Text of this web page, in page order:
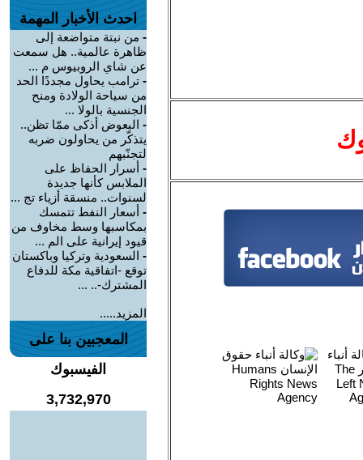
احدث الأخبار المهمة
- من نبتة متواضعة إلى
ظاهرة عالمية.. هل سمعت
عن شاي الروبيوس م ...
- ترامب يحاول مجددًا الحد
من سياحة الولادة ومنح
الجنسية بالولا ...
- البعوض أذكى ممّا تظن..
يتذكّر من يحاولون ضربه
لتجنّبهم
- أسرار الحفاظ على
الملابس كأنها جديدة
لسنوات.. منسقة أزياء تج ...
- أسعار النفط تتمسك
بمكاسبها وسط مخاوف من
قيود إيرانية على الم ...
- السعودية وتركيا وباكستان
توقع -اتفاقية مكة للدفاع
المشترك-.. ...
المزيد.....
المعجبين بنا على
الفيسبوك
3,732,970